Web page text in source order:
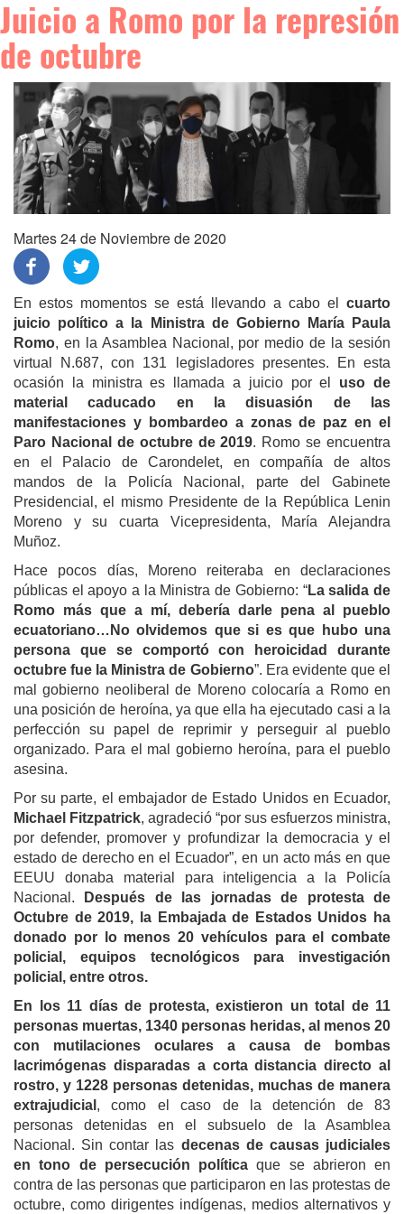
Juicio a Romo por la represión
de octubre
Martes 24 de Noviembre de 2020
En estos momentos se está llevando a cabo el cuarto
juicio político a la Ministra de Gobierno María Paula
Romo, en la Asamblea Nacional, por medio de la sesión
virtual N.687, con 131 legisladores presentes. En esta
ocasión la ministra es llamada a juicio por el uso de
material caducado en la disuasión de las
manifestaciones y bombardeo a zonas de paz en el
Paro Nacional de octubre de 2019. Romo se encuentra
en el Palacio de Carondelet, en compañía de altos
mandos de la Policía Nacional, parte del Gabinete
Presidencial, el mismo Presidente de la República Lenin
Moreno y su cuarta Vicepresidenta, María Alejandra
Muñoz.
Hace pocos días, Moreno reiteraba en declaraciones
públicas el apoyo a la Ministra de Gobierno: “La salida de
Romo más que a mí, debería darle pena al pueblo
ecuatoriano…No olvidemos que si es que hubo una
persona que se comportó con heroicidad durante
octubre fue la Ministra de Gobierno”. Era evidente que el
mal gobierno neoliberal de Moreno colocaría a Romo en
una posición de heroína, ya que ella ha ejecutado casi a la
perfección su papel de reprimir y perseguir al pueblo
organizado. Para el mal gobierno heroína, para el pueblo
asesina.
Por su parte, el embajador de Estado Unidos en Ecuador,
Michael Fitzpatrick, agradeció “por sus esfuerzos ministra,
por defender, promover y profundizar la democracia y el
estado de derecho en el Ecuador”, en un acto más en que
EEUU donaba material para inteligencia a la Policía
Nacional.
Después de las jornadas de protesta de
Octubre de 2019, la Embajada de Estados Unidos ha
donado por lo menos 20 vehículos para el combate
policial, equipos tecnológicos para investigación
policial, entre otros.
En los 11 días de protesta, existieron un total de 11
personas muertas, 1340 personas heridas, al menos 20
con mutilaciones oculares a causa de bombas
lacrimógenas disparadas a corta distancia directo al
rostro, y 1228 personas detenidas, muchas de manera
extrajudicial , como el caso de la detención de 83
personas detenidas en el subsuelo de la Asamblea
Nacional. Sin contar las decenas de causas judiciales
en tono de persecución política que se abrieron en
contra de las personas que participaron en las protestas de
octubre, como dirigentes indígenas, medios alternativos y